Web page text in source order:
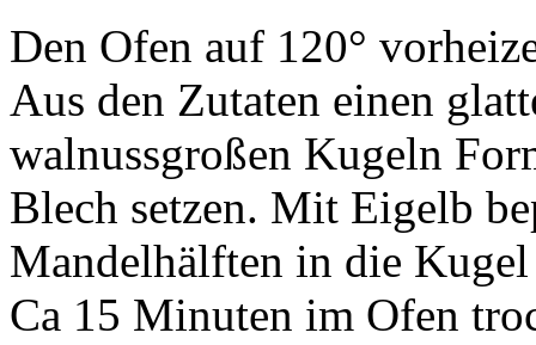
Den Ofen auf 120°
Aus den Zutaten einen
walnussgroßen Kugeln
Blech setzen. Mit Eigelb
Mandelhälften in die
Ca 15 Minuten im Ofen